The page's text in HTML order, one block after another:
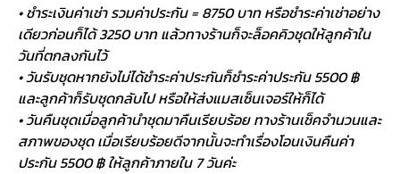
• ชำระเงินค่าเช่า รวมค่าประกัน = 8750 บาท หรือชำระค่าเช่าอย่าง
เดียวก่อนก็ได้ 3250 บาท แล้วทางร้านก็จะล็อคคิวชุดให้ลูกค้าใน
วันที่ตกลงกันไว้
• วันรับชุดหากยังไม่ได้ชำระค่าประกันก็ชำระค่าประกัน 5500 ฿
และลูกค้าก็รับชุดกลับไป หรือให้ส่งแมสเซ็นเจอร์ให้ก็ได้
• วันคืนชุดเมื่อลูกค้านำชุดมาคืนเรียบร้อย ทางร้านเช็คจำนวนและ
สภาพของชุด เมื่อเรียบร้อยดีจากนั้นจะทำเรื่องโอนเงินคืนค่า
ประกัน 5500 ฿ ให้ลูกค้าภายใน 7 วันค่ะ